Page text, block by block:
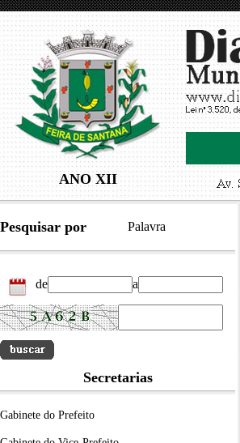
ANO XII
Pesquisar por Palavra
de a
Secretarias
Gabinete do Prefeito